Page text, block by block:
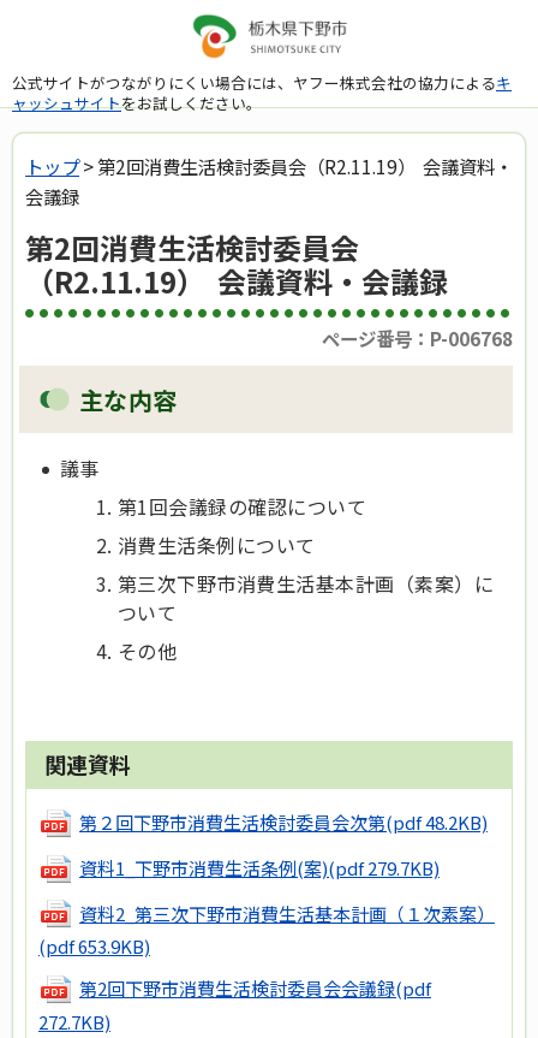
公式サイトがつながりにくい場合には、ヤフー株式会社の協力によるキ
ャッシュサイトをお試しください。
トップ> 第2回消費生活検討委員会（R2.11.19） 会議資料・
会議録
第2回消費生活検討委員会
（R2.11.19） 会議資料・会議録
ページ番号：P-006768
主な内容
議事
第1回会議録の確認について
消費生活条例について
第三次下野市消費生活基本計画（素案）に
ついて
その他
関連資料
第２回下野市消費生活検討委員会次第(pdf 48.2KB)
資料1_下野市消費生活条例(案)(pdf 279.7KB)
資料2_第三次下野市消費生活基本計画（１次素案）
(pdf 653.9KB)
第2回下野市消費生活検討委員会会議録(pdf
272.7KB)